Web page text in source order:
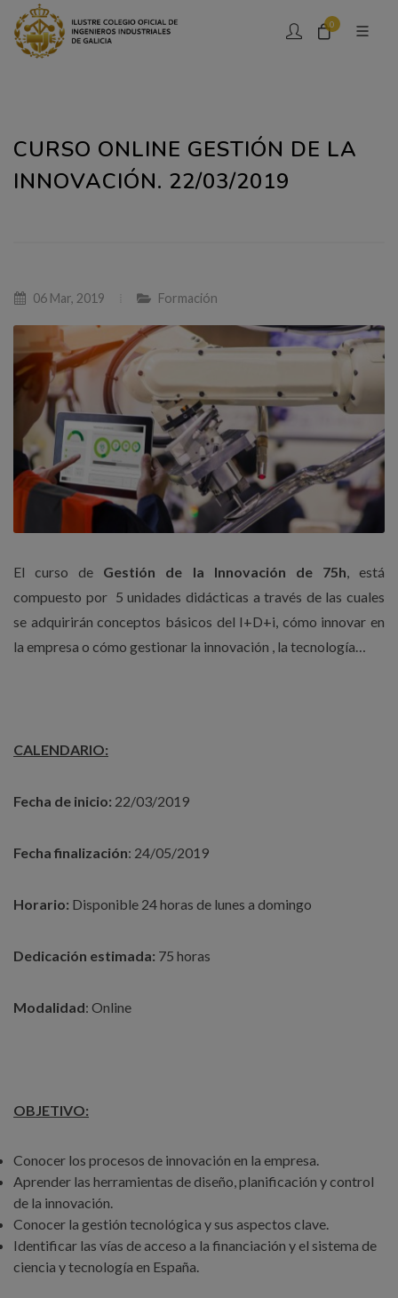
0
CURSO ONLINE GESTIÓN DE LA
INNOVACIÓN. 22/03/2019
06 Mar, 2019 Formación
El curso de Gestión de la Innovación de 75h, está
compuesto por 5 unidades didácticas a través de las cuales
se adquirirán conceptos básicos del I+D+i, cómo innovar en
la empresa o cómo gestionar la innovación , la tecnología…
CALENDARIO:
Fecha de inicio: 22/03/2019
Fecha finalización: 24/05/2019
Horario: Disponible 24 horas de lunes a domingo
Dedicación estimada: 75 horas
Modalidad: Online
OBJETIVO:
Conocer los procesos de innovación en la empresa.
Aprender las herramientas de diseño, planificación y control
de la innovación.
Conocer la gestión tecnológica y sus aspectos clave.
Identificar las vías de acceso a la financiación y el sistema de
ciencia y tecnología en España.